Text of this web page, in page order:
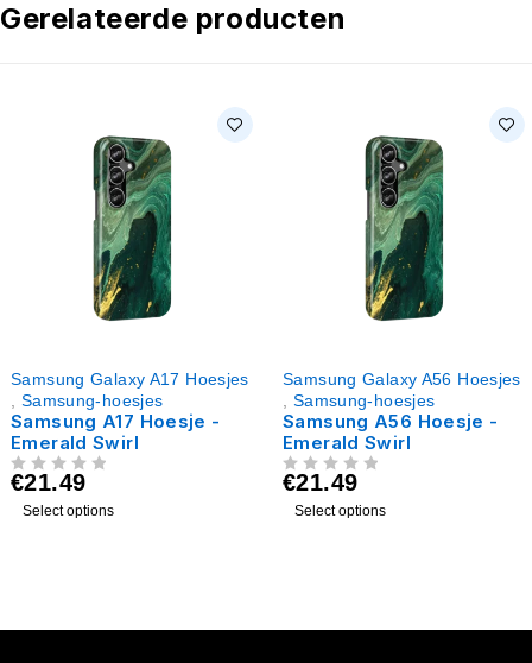
Gerelateerde producten
Samsung Galaxy A17 Hoesjes
, Samsung-hoesjes
Samsung A17 Hoesje -
Emerald Swirl
€21.49
Select options
Samsung Galaxy A56 Hoesjes
, Samsung-hoesjes
Samsung A56 Hoesje -
Emerald Swirl
€21.49
Select options